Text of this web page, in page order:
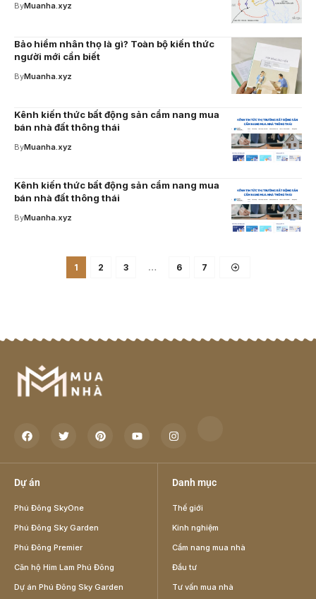
ByMuanha.xyz
Bảo hiểm nhân thọ là gì? Toàn bộ kiến thức
người mới cần biết
ByMuanha.xyz
Kênh kiến thức bất động sản cẩm nang mua
bán nhà đất thông thái
ByMuanha.xyz
Kênh kiến thức bất động sản cẩm nang mua
bán nhà đất thông thái
ByMuanha.xyz
1 2 3 … 6 7
Dự án
Phú Đông SkyOne
Phú Đông Sky Garden
Phú Đông Premier
Căn hộ Him Lam Phú Đông
Dự án Phú Đông Sky Garden
Danh mục
Thế giới
Kinh nghiệm
Cẩm nang mua nhà
Đầu tư
Tư vấn mua nhà